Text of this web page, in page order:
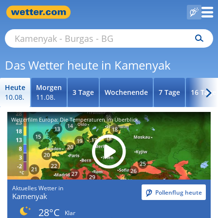
Das Wetter heute in Kamenyak
Heute
10.08.
Morgen
11.08.
3 Tage Wochenende 7 Tage 16 Tage
Wetterfilm Europa: Die Temperaturen im Überblick
Aktuelles Wetter in
Kamenyak Pollenflug heute
28°C
Klar